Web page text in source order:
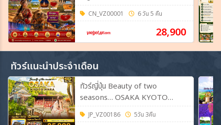
CN_VZ00001 6 วัน 5 คืน
28,900
ทัวร์แนะนำประจำเดือน
ทัวร์ญี่ปุ่น Beauty of two
seasons… OSAKA KYOTO
NARA 5วัน 3คืน (VZ)
JP_VZ00186 5วัน 3คืน